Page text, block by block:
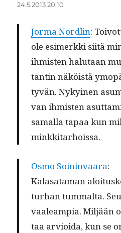
24.5.2013 20:10
Jor­ma Nordlin:
ole esimerk­ki siitä
ihmis­ten halu­taan
tan­tin näköistä
tyvän. Nykyi­nen
van ihmis­ten
samal­la tapaa kun
minkkitarhoissa.
Osmo Soin­in­vaara:
Kalasa­ta­man
turhan tum­mal­ta.
vaaleampia. Miljään
taa arvioi­da, kun se